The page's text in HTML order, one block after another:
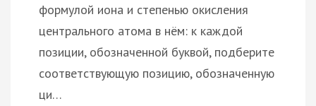
формулой иона и степенью окисления
центрального атома в нём: к каждой
позиции, обозначенной буквой, подберите
соответствующую позицию, обозначенную
ци…